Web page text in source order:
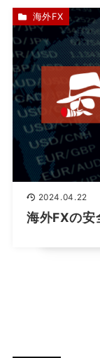
2024.04.22
海外FXの安
海外FX